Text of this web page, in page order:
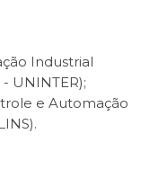
Industrial
UNINTER);
e Automação